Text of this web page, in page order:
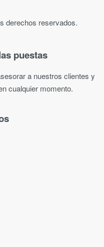
derechos reservados.
puestas
a nuestros clientes y
cualquier momento.